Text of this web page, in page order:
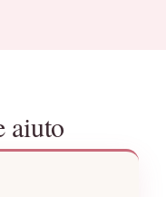
aiuto